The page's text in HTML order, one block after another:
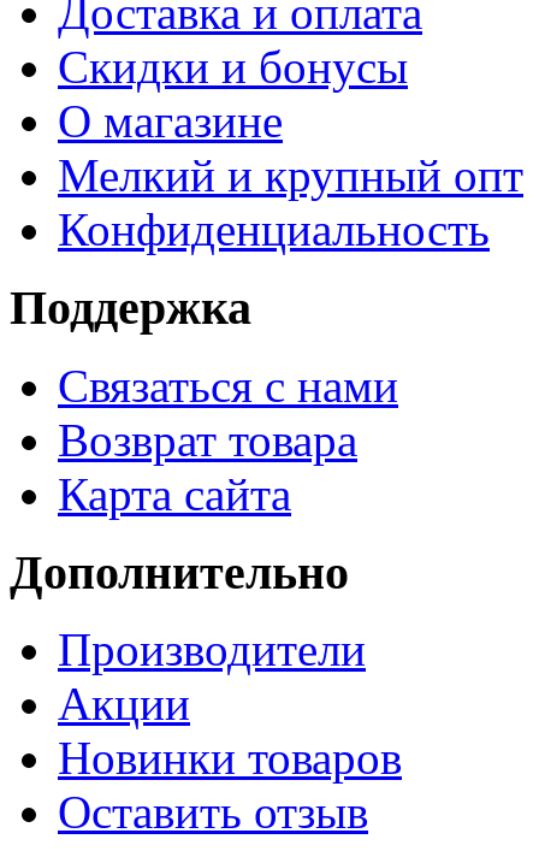
Доставка и оплата
Скидки и бонусы
О магазине
Мелкий и крупный опт
Конфиденциальность
Поддержка
Связаться с нами
Возврат товара
Карта сайта
Дополнительно
Производители
Акции
Новинки товаров
Оставить отзыв